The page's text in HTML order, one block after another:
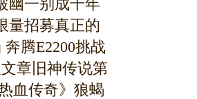
幽一别成千年
量招募真正的
腾E2200挑战
章旧神传说第
血传奇》狼蝎